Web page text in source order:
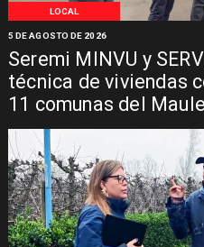
LOCAL
Seremi MINVU y
técnica de viviendas
11 comunas del Maule
5 DE AGOSTO DE 2026